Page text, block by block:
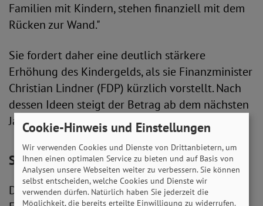
Familien mit Kindern, stehen finanziell mit dem
Rücken zur Wand."
Sie fordert daher eine deutlich stärkere
Erhöhung des Kindergelds, als sie Finanzminister
Christian Lindner (FDP) kürzlich vorstellt. Nach
dessen Ideen steigt der Betrag ab dem nächsten
Jahr lediglich um 8 Euro pro Kind.
SoVD fordert Kindergrundsicherung
Darüber hinaus machte sie sich für gezielte
Cookie-Hinweis und Einstellungen
Wir verwenden Cookies und Dienste von Drittanbietern, um
Ihnen einen optimalen Service zu bieten und auf Basis von
Analysen unsere Webseiten weiter zu verbessern. Sie können
selbst entscheiden, welche Cookies und Dienste wir
verwenden dürfen. Natürlich haben Sie jederzeit die
Möglichkeit, die bereits erteilte Einwilligung zu widerrufen.